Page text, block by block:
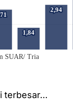
terbesar…